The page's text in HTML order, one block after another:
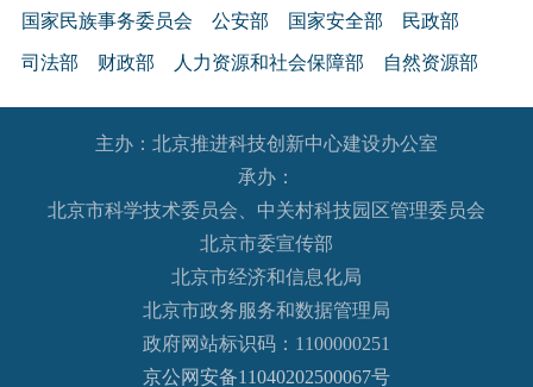
国家民族事务委员会 公安部 国家安全部 民政部
司法部 财政部 人力资源和社会保障部 自然资源部
生态环境部 住房和城乡建设部 交通运输部 水利部
农业农村部 商务部 文化和旅游部
退役军人事务部
国家语言文字工作委员会
国家航天局 国家原子能机构
国家核安全局
国务院国有资产监督管理委员会
主办：北京推进科技创新中心建设办公室
承办：
北京市科学技术委员会、中关村科技园区管理委员会
北京市委宣传部
北京市经济和信息化局
北京市政务服务和数据管理局
政府网站标识码：1100000251
京公网安备11040202500067号